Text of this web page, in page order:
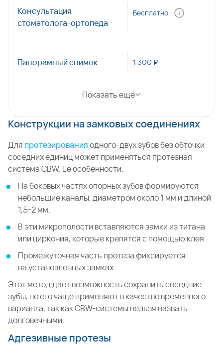
Консультация
стоматолога-ортопеда
Бесплатно
Панорамный снимок 1 300 ₽
Показать ещё
Конструкции на замковых соединениях
Для протезированияодного-двух зубов без обточки
соседних единиц может применяться протезная
система CBW. Ее особенности:
На боковых частях опорных зубов формируются
небольшие каналы, диаметром около 1 мм и длиной
1,5-2 мм.
В эти микрополости вставляются замки из титана
или циркония, которые крепятся с помощью клея.
Промежуточная часть протеза фиксируется
на установленных замках.
Этот метод дает возможность сохранить соседние
зубы, но его чаще применяют в качестве временного
варианта, так как CBW-системы нельзя назвать
долговечными.
Адгезивные протезы